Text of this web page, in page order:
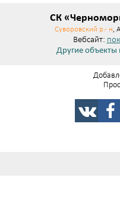
СК
Суворовский р.- н,
Вебсайт:
Другие объекты